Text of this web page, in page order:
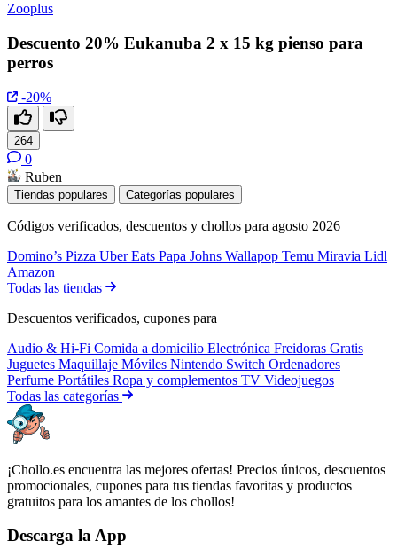
Zooplus
Descuento 20% Eukanuba 2 x 15 kg pienso para
perros
-20%
264
0
Ruben
Tiendas populares Categorías populares
Códigos verificados, descuentos y chollos para agosto 2026
Domino’s Pizza Uber Eats Papa Johns Wallapop Temu Miravia Lidl
Amazon
Todas las tiendas
Descuentos verificados, cupones para
Audio & Hi-Fi Comida a domicilio Electrónica Freidoras Gratis
Juguetes Maquillaje Móviles Nintendo Switch Ordenadores
Perfume Portátiles Ropa y complementos TV Videojuegos
Todas las categorías
¡Chollo.es encuentra las mejores ofertas! Precios únicos, descuentos
promocionales, cupones para tus tiendas favoritas y productos
gratuitos para los amantes de los chollos!
Descarga la App